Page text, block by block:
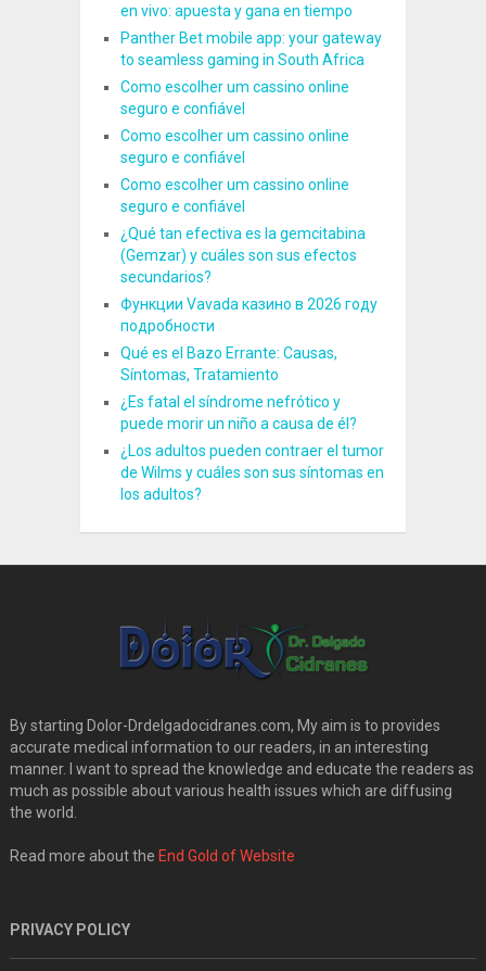
en vivo: apuesta y gana en tiempo
Panther Bet mobile app: your gateway
to seamless gaming in South Africa
Como escolher um cassino online
seguro e confiável
Como escolher um cassino online
seguro e confiável
Como escolher um cassino online
seguro e confiável
¿Qué tan efectiva es la gemcitabina
(Gemzar) y cuáles son sus efectos
secundarios?
Функции Vavada казино в 2026 году
подробности
Qué es el Bazo Errante: Causas,
Síntomas, Tratamiento
¿Es fatal el síndrome nefrótico y
puede morir un niño a causa de él?
¿Los adultos pueden contraer el tumor
de Wilms y cuáles son sus síntomas en
los adultos?
By starting Dolor-Drdelgadocidranes.com, My aim is to provides
accurate medical information to our readers, in an interesting
manner. I want to spread the knowledge and educate the readers as
much as possible about various health issues which are diffusing
the world.
Read more about the End Gold of Website
PRIVACY POLICY